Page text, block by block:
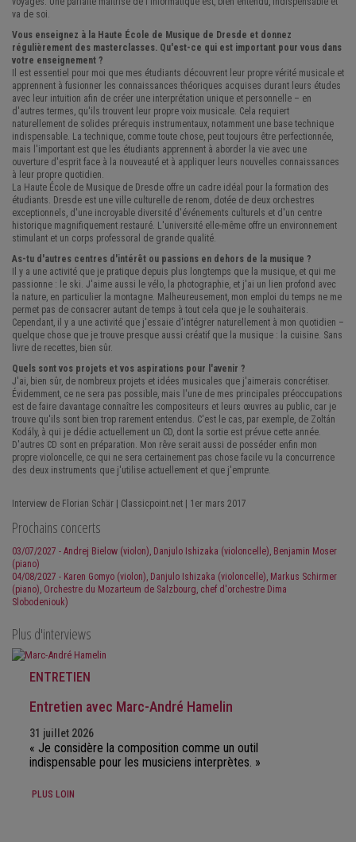
va de soi.
Vous enseignez à la Haute École de Musique de Dresde et donnez
régulièrement des masterclasses. Qu'est-ce qui est important pour vous dans
votre enseignement ?
Il est essentiel pour moi que mes étudiants découvrent leur propre vérité musicale et
apprennent à fusionner les connaissances théoriques acquises durant leurs études
avec leur intuition afin de créer une interprétation unique et personnelle – en
d'autres termes, qu'ils trouvent leur propre voix musicale. Cela requiert
naturellement de solides prérequis instrumentaux, notamment une base technique
indispensable. La technique, comme toute chose, peut toujours être perfectionnée,
mais l'important est que les étudiants apprennent à aborder la vie avec une
ouverture d'esprit face à la nouveauté et à appliquer leurs nouvelles connaissances
à leur propre quotidien.
La Haute École de Musique de Dresde offre un cadre idéal pour la formation des
étudiants. Dresde est une ville culturelle de renom, dotée de deux orchestres
exceptionnels, d'une incroyable diversité d'événements culturels et d'un centre
historique magnifiquement restauré. L'université elle-même offre un environnement
stimulant et un corps professoral de grande qualité.
As-tu d'autres centres d'intérêt ou passions en dehors de la musique ?
Il y a une activité que je pratique depuis plus longtemps que la musique, et qui me
passionne : le ski. J'aime aussi le vélo, la photographie, et j'ai un lien profond avec
la nature, en particulier la montagne. Malheureusement, mon emploi du temps ne me
permet pas de consacrer autant de temps à tout cela que je le souhaiterais.
Cependant, il y a une activité que j'essaie d'intégrer naturellement à mon quotidien –
quelque chose que je trouve presque aussi créatif que la musique : la cuisine. Sans
livre de recettes, bien sûr.
Quels sont vos projets et vos aspirations pour l'avenir ?
J'ai, bien sûr, de nombreux projets et idées musicales que j'aimerais concrétiser.
Évidemment, ce ne sera pas possible, mais l'une de mes principales préoccupations
est de faire davantage connaître les compositeurs et leurs œuvres au public, car je
trouve qu'ils sont bien trop rarement entendus. C'est le cas, par exemple, de Zoltán
Kodály, à qui je dédie actuellement un CD, dont la sortie est prévue cette année.
D'autres CD sont en préparation. Mon rêve serait aussi de posséder enfin mon
propre violoncelle, ce qui ne sera certainement pas chose facile vu la concurrence
des deux instruments que j'utilise actuellement et que j'emprunte.
Interview de Florian Schär | Classicpoint.net | 1er mars 2017
Prochains concerts
03/07/2027 - Andrej Bielow (violon), Danjulo Ishizaka (violoncelle), Benjamin Moser
(piano)
04/08/2027 - Karen Gomyo (violon), Danjulo Ishizaka (violoncelle), Markus Schirmer
(piano), Orchestre du Mozarteum de Salzbourg, chef d'orchestre Dima
Slobodeniouk)
Plus d'interviews
ENTRETIEN
Entretien avec Marc-André Hamelin
31 juillet 2026
« Je considère la composition comme un outil
indispensable pour les musiciens interprètes. »
PLUS LOIN